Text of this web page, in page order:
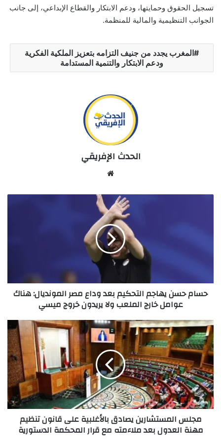
تسجيل الحقوق وحمايتها، ودعم الابتكار والقطاع الإبداعي، إلى جانب
الجوانب التنظيمية والمالية للمنظمة.
المغرب يجدد من جنيف التزامه بتعزيز الملكية الفكرية
ودعم الابتكار والتنمية المستدامة
الحدث الإفريقي
هناك
عوامل
ولا
يريدون
خروج
ميسي
حسام حسن يهاجم التحكيم بعد وداع مصر المونديال: هناك
عوامل خارج الملعب ولا يريدون خروج ميسي
مجلس
المستشارين
يصادق
بالأغلبية
على
قانون
تنظيم
مهنة
العدول
ملاءمته
مجلس المستشارين يصادق بالأغلبية على قانون تنظيم
مهنة العدول بعد ملاءمته مع قرار المحكمة الدستورية